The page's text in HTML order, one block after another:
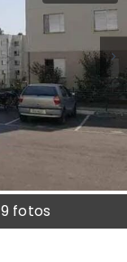
9 fotos